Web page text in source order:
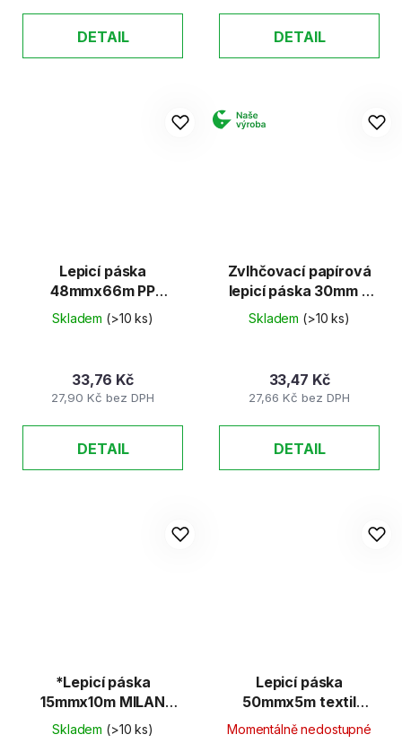
DETAIL DETAIL
Lepicí páska
48mmx66m PP
Havana SOLVENT
Skladem (>10 ks)
27,90 Kč bez DPH
33,76 Kč
DETAIL
Zvlhčovací papírová
lepicí páska 30mm x
50m
Skladem (>10 ks)
27,66 Kč bez DPH
33,47 Kč
DETAIL
*Lepicí páska
15mmx10m MILAN
oboustranná
Skladem (>10 ks)
Lepicí páska
50mmx5m textil
oboustranná
kobercová 468.48k
Momentálně nedostupné